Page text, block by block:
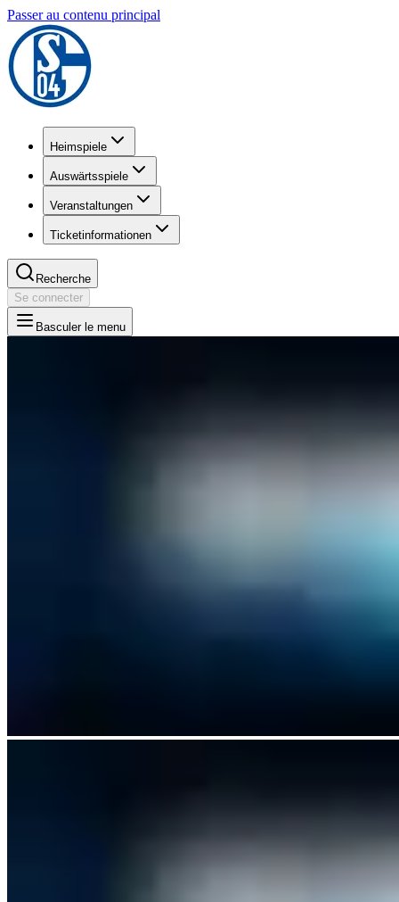
Passer au contenu principal
Heimspiele
Auswärtsspiele
Veranstaltungen
Ticketinformationen
Recherche
Se connecter
Basculer le menu